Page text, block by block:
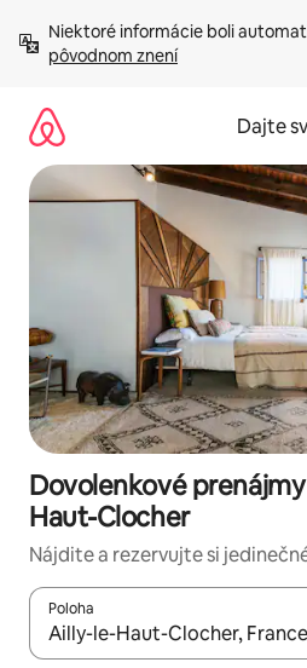
obsah.
Niektoré informácie boli
pôvodnom znení
Dajte
Dovolenkové
Haut-Clocher
Nájdite a rezervujte si
Poloha
Keď budú výsledky k dispozícii,